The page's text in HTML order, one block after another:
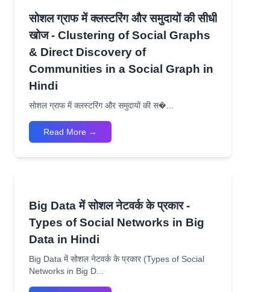
सोशल ग्राफ में क्लस्टरिंग और समुदायों की सीधी
खोज - Clustering of Social Graphs
& Direct Discovery of
Communities in a Social Graph in
Hindi
सोशल ग्राफ में क्लस्टरिंग और समुदायों की स�...
Read More →
Big Data में सोशल नेटवर्क के प्रकार -
Types of Social Networks in Big
Data in Hindi
Big Data में सोशल नेटवर्क के प्रकार (Types of Social
Networks in Big D...